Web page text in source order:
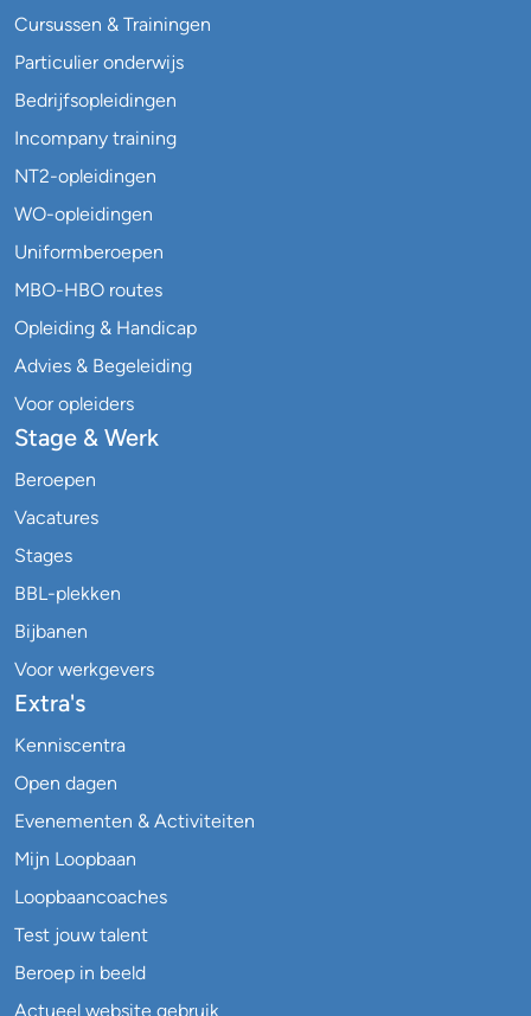
Cursussen & Trainingen
Particulier onderwijs
Bedrijfsopleidingen
Incompany training
NT2-opleidingen
WO-opleidingen
Uniformberoepen
MBO-HBO routes
Opleiding & Handicap
Advies & Begeleiding
Voor opleiders
Stage & Werk
Beroepen
Vacatures
Stages
BBL-plekken
Bijbanen
Voor werkgevers
Extra's
Kenniscentra
Open dagen
Evenementen & Activiteiten
Mijn Loopbaan
Loopbaancoaches
Test jouw talent
Beroep in beeld
Actueel website gebruik